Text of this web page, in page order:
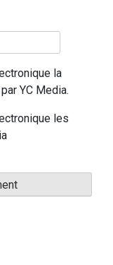
la
YC Media.
les